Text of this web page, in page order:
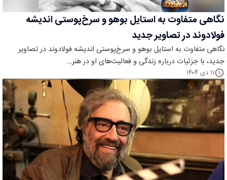
نگاهی متفاوت به استایل بوهو و سرخ‌پوستی اندیشه
فولادوند در تصاویر جدید
نگاهی متفاوت به استایل بوهو و سرخ‌پوستی اندیشه فولادوند در تصاویر
جدید، با جزئیات درباره زندگی و فعالیت‌های او در هنر…
۱۱ دی ۱۴۰۴